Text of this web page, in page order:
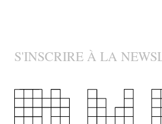
S'INSCRIRE À LA